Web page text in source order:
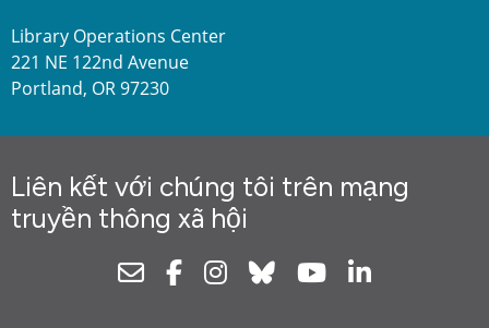
Library Operations Center
221 NE 122nd Avenue
Portland, OR 97230
Liên kết với chúng tôi trên mạng
truyền thông xã hội
NewsletterFacebookInstagram
Bluesky Youtube